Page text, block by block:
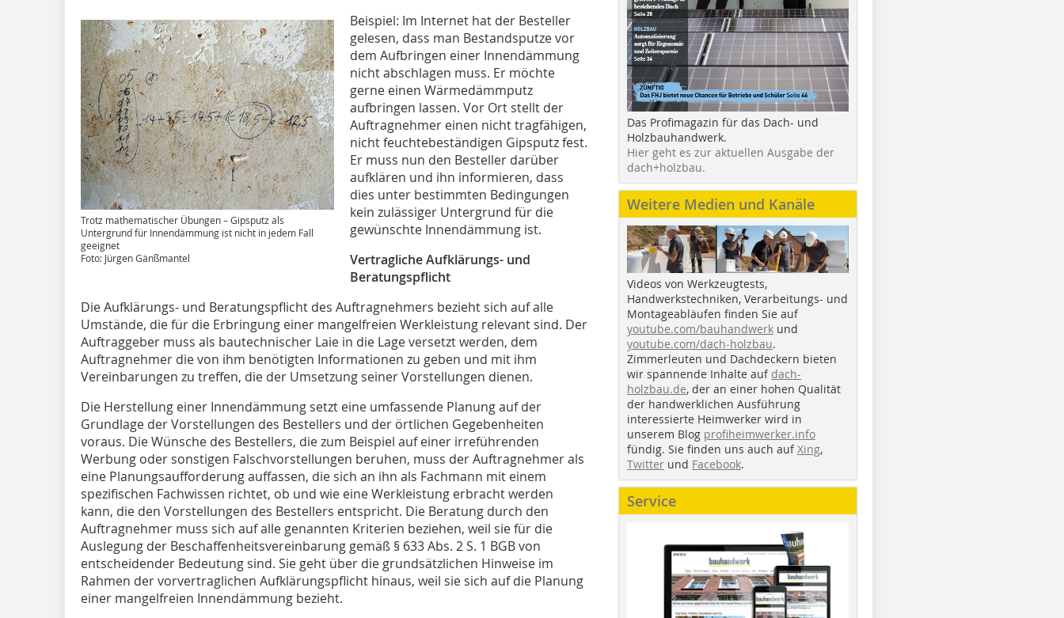
Trotz mathematischer Übungen – Gipsputz als
Untergrund für Innendämmung ist nicht in jedem Fall
geeignet
Foto: Jürgen Gänßmantel
Beispiel: Im Internet hat der Besteller
gelesen, dass man Bestandsputze vor
dem Aufbringen einer Innendämmung
nicht abschlagen muss. Er möchte
gerne einen Wärmedämmputz
aufbringen lassen. Vor Ort stellt der
Auftragnehmer einen nicht tragfähigen,
nicht feuchtebeständigen Gipsputz fest.
Er muss nun den Besteller darüber
aufklären und ihn informieren, dass
dies unter bestimmten Bedingungen
kein zulässiger Untergrund für die
gewünschte Innendämmung ist.
Vertragliche Aufklärungs- und
Beratungspflicht
Die Aufklärungs- und Beratungspflicht des Auftragnehmers bezieht sich auf alle
Umstände, die für die Erbringung einer mangelfreien Werkleistung relevant sind. Der
Auftraggeber muss als bautechnischer Laie in die Lage versetzt werden, dem
Auftragnehmer die von ihm benötigten Informationen zu geben und mit ihm
Vereinbarungen zu treffen, die der Umsetzung seiner Vorstellungen dienen.
Die Herstellung einer Innendämmung setzt eine umfassende Planung auf der
Grundlage der Vorstellungen des Bestellers und der örtlichen Gegebenheiten
voraus. Die Wünsche des Bestellers, die zum Beispiel auf einer irreführenden
Werbung oder sonstigen Falschvorstellungen beruhen, muss der Auftragnehmer als
eine Planungsaufforderung auffassen, die sich an ihn als Fachmann mit einem
spezifischen Fachwissen richtet, ob und wie eine Werkleistung erbracht werden
kann, die den Vorstellungen des Bestellers entspricht. Die Beratung durch den
Auftragnehmer muss sich auf alle genannten Kriterien beziehen, weil sie für die
Auslegung der Beschaffenheitsvereinbarung gemäß § 633 Abs. 2 S. 1 BGB von
entscheidender Bedeutung sind. Sie geht über die grundsätzlichen Hinweise im
Rahmen der vorvertraglichen Aufklärungspflicht hinaus, weil sie sich auf die Planung
einer mangelfreien Innendämmung bezieht.
Das Profimagazin für das Dach- und
Holzbauhandwerk.
Hier geht es zur aktuellen Ausgabe der
dach+holzbau.
Weitere Medien und Kanäle
Videos von Werkzeugtests,
Handwerkstechniken, Verarbeitungs- und
Montageabläufen finden Sie auf
youtube.com/bauhandwerk und
youtube.com/dach-holzbau.
Zimmerleuten und Dachdeckern bieten
wir spannende Inhalte auf dach-
holzbau.de, der an einer hohen Qualität
der handwerklichen Ausführung
interessierte Heimwerker wird in
unserem Blog profiheimwerker.info
fündig. Sie finden uns auch aufXing,
Twitter und Facebook.
Service